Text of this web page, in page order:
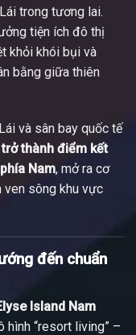
trong tương lai.
tiện ích đô thị
khỏi khói bụi và
bằng giữa thiên
và sân bay quốc tế
thành điểm kết
Nam, mở ra cơ
ven sông khu vực
đến chuẩn
Island Nam
hình “resort living” –